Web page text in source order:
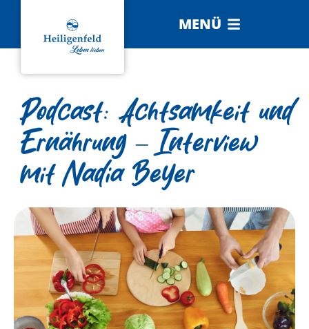
MENÜ
Podcast: Achtsamkeit und
Ernährung – Interview
mit Nadia Beyer